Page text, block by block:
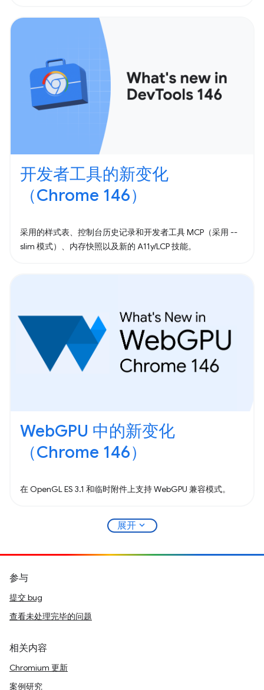
开发者工具的新变化
（Chrome 146）
采用的样式表、控制台历史记录和开发者工具 MCP（采用 --
slim 模式）、内存快照以及新的 A11y/LCP 技能。
WebGPU 中的新变化
（Chrome 146）
在 OpenGL ES 3.1 和临时附件上支持 WebGPU 兼容模式。
展开 expand_more
参与
提交 bug
查看未处理完毕的问题
相关内容
Chromium 更新
案例研究